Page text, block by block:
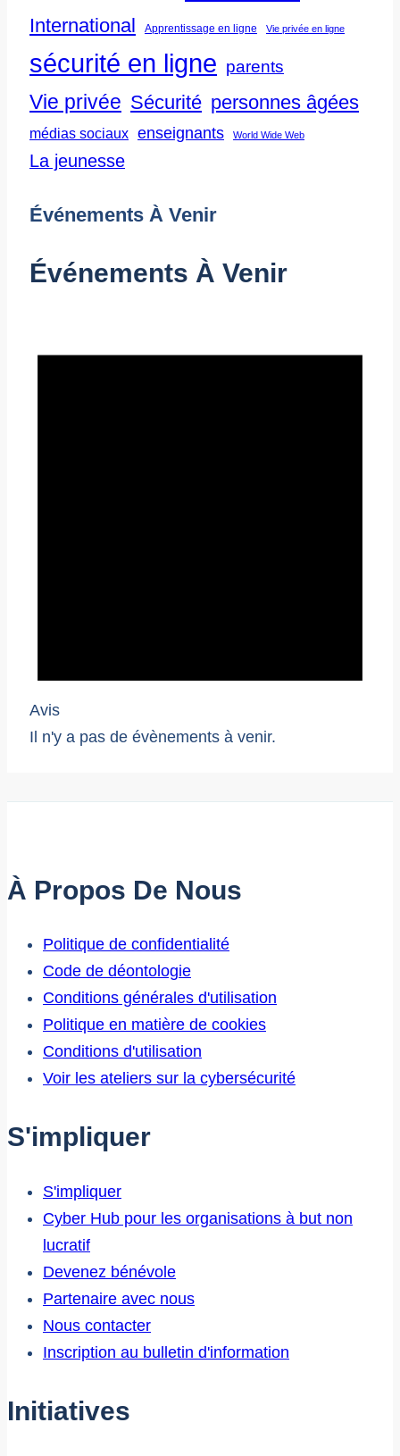
International Apprentissage en ligne Vie privée en ligne
sécurité en ligne parents
Vie privée Sécurité personnes âgées
médias sociaux enseignants World Wide Web
La jeunesse
Événements À Venir
Événements À Venir
Avis
Il n'y a pas de évènements à venir.
À Propos De Nous
Politique de confidentialité
Code de déontologie
Conditions générales d'utilisation
Politique en matière de cookies
Conditions d'utilisation
Voir les ateliers sur la cybersécurité
S'impliquer
S'impliquer
Cyber Hub pour les organisations à but non
lucratif
Devenez bénévole
Partenaire avec nous
Nous contacter
Inscription au bulletin d'information
Initiatives